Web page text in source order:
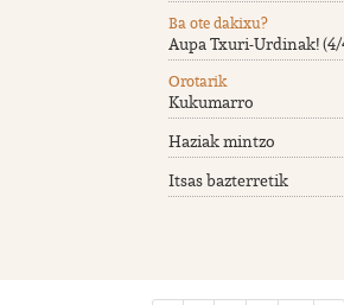
Ba ote dakixu?
Aupa Txuri-Urdinak! (4/
Orotarik
Kukumarro
Haziak mintzo
Itsas bazterretik